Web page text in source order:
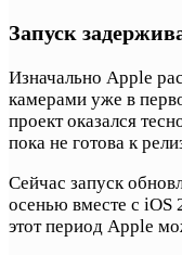
Запуск
Изначально Apple
камерами уже в
проект оказался
пока не готова к
Сейчас запуск
осенью вместе с iOS
этот период Apple